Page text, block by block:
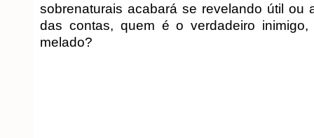
sobrenaturais acabará se revelando útil ou
das contas, quem é o verdadeiro
melado?